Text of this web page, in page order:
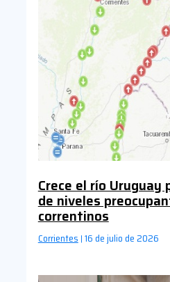
Crece el río Uruguay
de niveles
correntinos
Corrientes | 16 de julio de 2026